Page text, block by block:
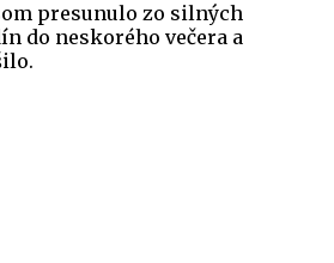
presunulo zo silných
do neskorého večera a